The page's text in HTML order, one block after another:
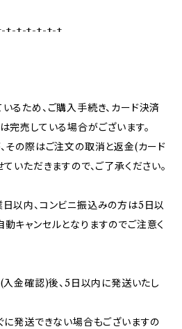
+-+-+-+-+-+
るため、ご購入手続き、カード決済
完売している場合がございます。
その際はご注文の取消と返金(カード
いただきますので、ご了承ください。
以内、コンビニ振込みの方は5日以
キャンセルとなりますのでご注意く
金確認)後、5日以内に発送いたし
に発送できない場合もございますの